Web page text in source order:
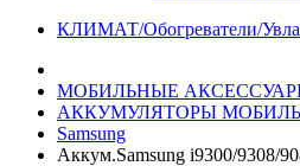
КЛИМАТ/Обогреватели/
МОБИЛЬНЫЕ
АККУМУЛЯТОРЫ
Samsung
Аккум.Samsung i9300/9308/